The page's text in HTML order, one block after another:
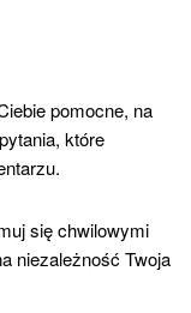
pomocne, na
które
się chwilowymi
niezależność Twoja